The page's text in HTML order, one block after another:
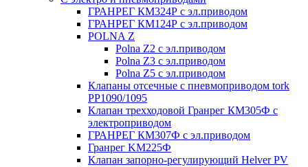
ГРАНРЕГ КМ324Р с эл.приводом
ГРАНРЕГ КМ124Р с эл.приводом
POLNA Z
Polna Z2 с эл.приводом
Polna Z3 с эл.приводом
Polna Z5 с эл.приводом
Клапаны отсечные с пневмоприводом tork
PP1090/1095
Клапан трехходовой Гранрег КМ305Ф с
электроприводом
ГРАНРЕГ КМ307Ф с эл.приводом
Гранрег KM225Ф
Клапан запорно-регулирующий Helver PV